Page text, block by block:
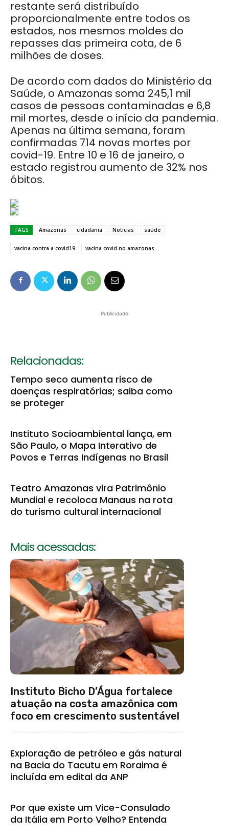
restante será distribuído
proporcionalmente entre todos os
estados, nos mesmos moldes do
repasses das primeira cota, de 6
milhões de doses.
De acordo com dados do Ministério da
Saúde, o Amazonas soma 245,1 mil
casos de pessoas contaminadas e 6,8
mil mortes, desde o início da pandemia.
Apenas na última semana, foram
confirmadas 714 novas mortes por
covid-19. Entre 10 e 16 de janeiro, o
estado registrou aumento de 32% nos
óbitos.
TAGS Amazonas cidadania Notícias saúde
vacina contra a covid19 vacina covid no amazonas
Publicidade
Relacionadas:
Tempo seco aumenta risco de
doenças respiratórias; saiba como
se proteger
Instituto Socioambiental lança, em
São Paulo, o Mapa Interativo de
Povos e Terras Indígenas no Brasil
Teatro Amazonas vira Patrimônio
Mundial e recoloca Manaus na rota
do turismo cultural internacional
Mais acessadas:
Instituto Bicho D’Água fortalece
atuação na costa amazônica com
foco em crescimento sustentável
Exploração de petróleo e gás natural
na Bacia do Tacutu em Roraima é
incluída em edital da ANP
Por que existe um Vice-Consulado
da Itália em Porto Velho? Entenda